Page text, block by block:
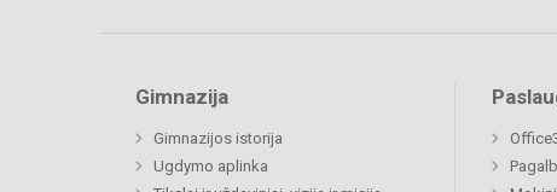
Gimnazija
Gimnazijos istorija
Ugdymo aplinka